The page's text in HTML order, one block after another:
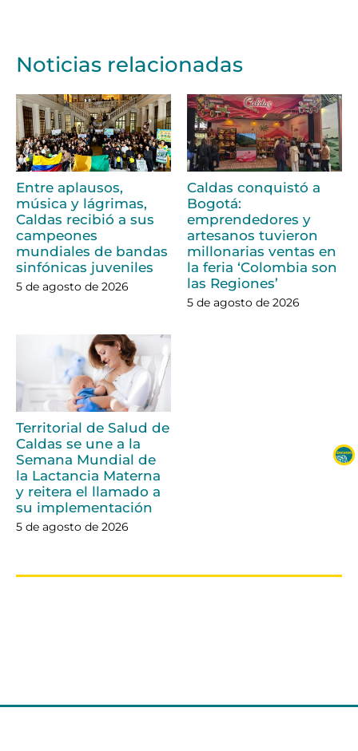
Noticias relacionadas
Entre aplausos,
música y lágrimas,
Caldas recibió a sus
campeones
mundiales de bandas
sinfónicas juveniles
5 de agosto de 2026
Caldas conquistó a
Bogotá:
emprendedores y
artesanos tuvieron
millonarias ventas en
la feria ‘Colombia son
las Regiones’
5 de agosto de 2026
Territorial de Salud de
Caldas se une a la
Semana Mundial de
la Lactancia Materna
y reitera el llamado a
su implementación
5 de agosto de 2026